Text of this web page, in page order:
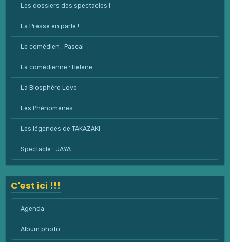
Les dossiers des spectacles !
La Presse en parle !
Le comédien : Pascal
La comédienne : Hélène
La Biosphère Love
Les Phénomènes
Les légendes de TAKAZAKI
Spectacle : JAYA
C'est ici !!!
Agenda
Album photo